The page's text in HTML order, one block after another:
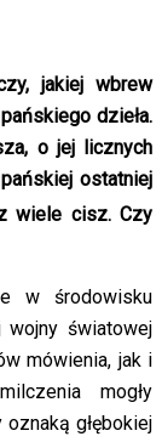
jakiej wbrew
dzieła.
o jej licznych
ostatniej
wiele cisz. Czy
w środowisku
światowej
mówienia, jak i
mogły
głębokiej